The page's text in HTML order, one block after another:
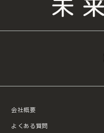
会社概要
よくある質問